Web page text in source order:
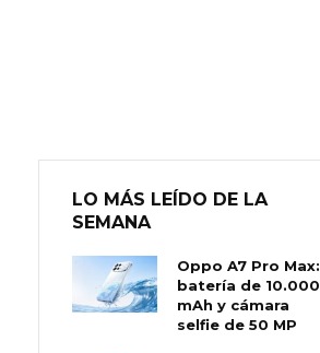
LO MÁS LEÍDO DE LA
SEMANA
Oppo A7 Pro Max:
batería de 10.000
mAh y cámara
selfie de 50 MP